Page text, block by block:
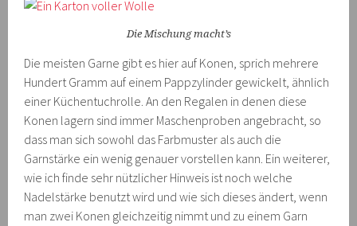
Die Mischung macht’s
Die meisten Garne gibt es hier auf Konen, sprich mehrere
Hundert Gramm auf einem Pappzylinder gewickelt, ähnlich
einer Küchentuchrolle. An den Regalen in denen diese
Konen lagern sind immer Maschenproben angebracht, so
dass man sich sowohl das Farbmuster als auch die
Garnstärke ein wenig genauer vorstellen kann. Ein weiterer,
wie ich finde sehr nützlicher Hinweis ist noch welche
Nadelstärke benutzt wird und wie sich dieses ändert, wenn
man zwei Konen gleichzeitig nimmt und zu einem Garn